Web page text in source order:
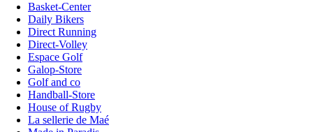
Basket-Center
Daily Bikers
Direct Running
Direct-Volley
Espace Golf
Galop-Store
Golf and co
Handball-Store
House of Rugby
La sellerie de Maé